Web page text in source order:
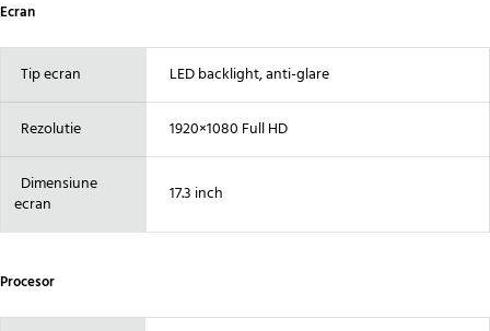
Ecran
Tip ecran LED backlight, anti-glare
Rezolutie 1920×1080 Full HD
Dimensiune
ecran
17.3 inch
Procesor